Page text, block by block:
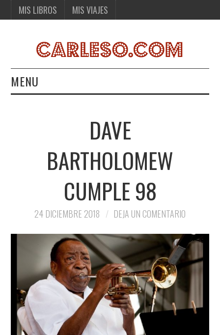
MIS LIBROS MIS VIAJES
MENU
DAVE
BARTHOLOMEW
CUMPLE 98
24 DICIEMBRE 2018 DEJA UN COMENTARIO